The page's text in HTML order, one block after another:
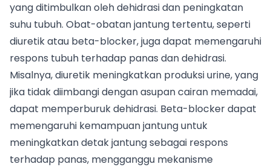
yang ditimbulkan oleh dehidrasi dan peningkatan
suhu tubuh. Obat-obatan jantung tertentu, seperti
diuretik atau beta-blocker, juga dapat memengaruhi
respons tubuh terhadap panas dan dehidrasi.
Misalnya, diuretik meningkatkan produksi urine, yang
jika tidak diimbangi dengan asupan cairan memadai,
dapat memperburuk dehidrasi. Beta-blocker dapat
memengaruhi kemampuan jantung untuk
meningkatkan detak jantung sebagai respons
terhadap panas, mengganggu mekanisme